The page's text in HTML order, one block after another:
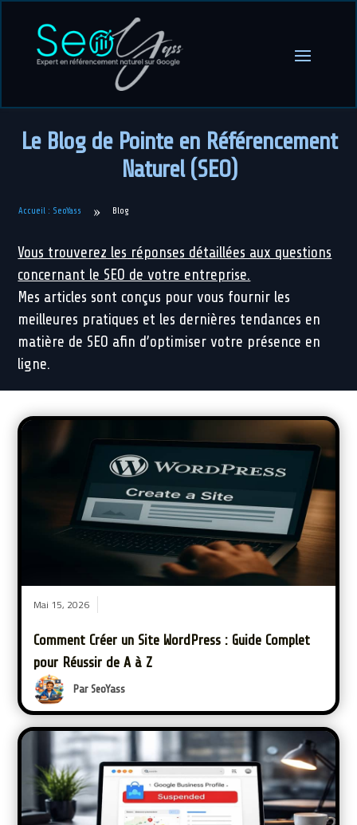
Le Blog de Pointe en Référencement
Naturel (SEO)
Accueil : SeoYass » Blog
Vous trouverez les réponses détaillées aux questions
concernant le SEO de votre entreprise.
Mes articles sont conçus pour vous fournir les
meilleures pratiques et les dernières tendances en
matière de SEO afin d’optimiser votre présence en
ligne.
Mai 15, 2026
Comment Créer un Site WordPress : Guide Complet
pour Réussir de A à Z
Par SeoYass